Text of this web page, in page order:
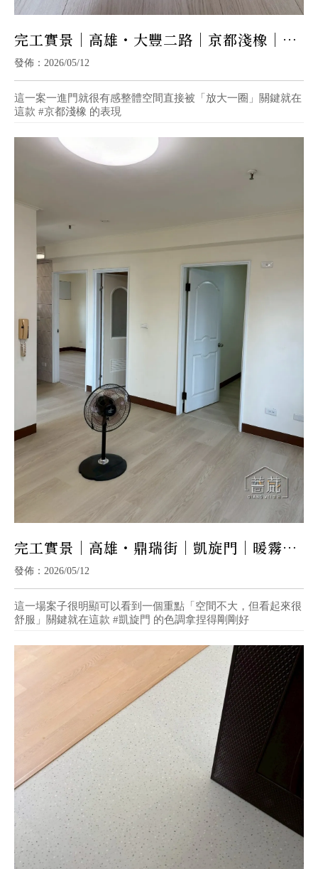
完工實景｜高雄・大豐二路｜京都淺橡｜日
系淺木 × 乾淨放大感
發佈：2026/05/12
這一案一進門就很有感整體空間直接被「放大一圈」關鍵就在
這款 #京都淺橡 的表現
完工實景｜高雄・鼎瑞街｜凱旋門｜暖霧淺
木 × 居家耐看感
發佈：2026/05/12
這一場案子很明顯可以看到一個重點「空間不大，但看起來很
舒服」關鍵就在這款 #凱旋門 的色調拿捏得剛剛好